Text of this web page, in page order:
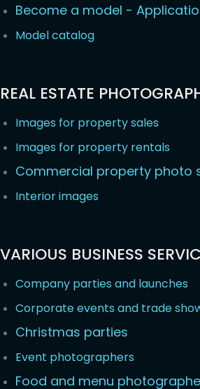
Become a model -
Model catalog
REAL ESTATE
Images for property sales
Images for property rentals
Commercial property photo
Interior images
VARIOUS BUSINESS
Company parties and launches
Corporate events and trade
Christmas parties
Event photographers
Food and menu